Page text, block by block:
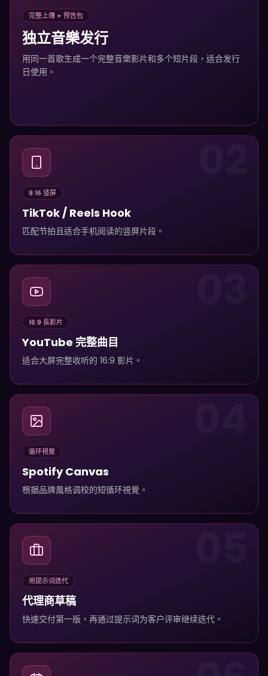
完整上傳 + 预告包
独立音樂发行
用同一首歌生成一个完整音樂影片和多个短片段，适合发行
日使用。
9:16 竖屏
TikTok / Reels Hook
匹配节拍且适合手机阅读的竖屏片段。
16:9 長影片
YouTube 完整曲目
适合大屏完整收听的 16:9 影片。
循环視覺
Spotify Canvas
根据品牌風格调校的短循环視覺。
用提示词迭代
代理商草稿
快速交付第一版，再通过提示词为客户评审继续迭代。